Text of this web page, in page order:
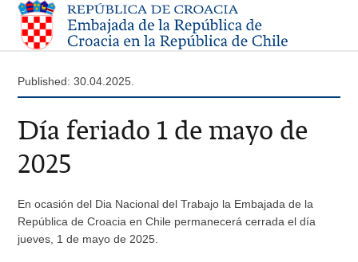
Published: 30.04.2025.
Día feriado 1 de mayo de
2025
En ocasión del Dia Nacional del Trabajo la Embajada de la
República de Croacia en Chile permanecerá cerrada el día
jueves, 1 de mayo de 2025.